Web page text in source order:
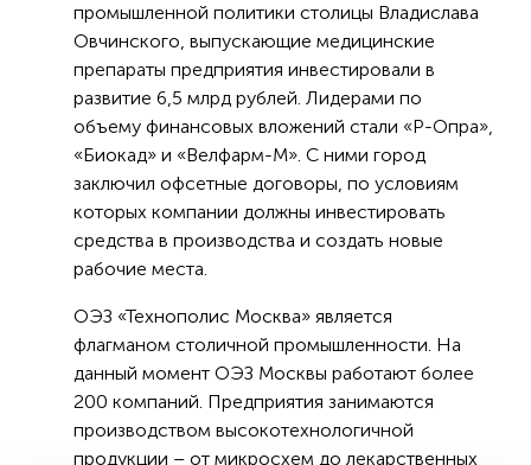
промышленной политики столицы Владислава
Овчинского, выпускающие медицинские
препараты предприятия инвестировали в
развитие 6,5 млрд рублей. Лидерами по
объему финансовых вложений стали «Р-Опра»,
«Биокад» и «Велфарм-М». С ними город
заключил офсетные договоры, по условиям
которых компании должны инвестировать
средства в производства и создать новые
рабочие места.
ОЭЗ «Технополис Москва» является
флагманом столичной промышленности. На
данный момент ОЭЗ Москвы работают более
200 компаний. Предприятия занимаются
производством высокотехнологичной
продукции – от микросхем до лекарственных